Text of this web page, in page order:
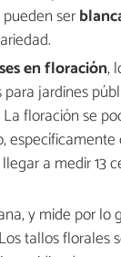
ser
en floración,
jardines
floración se
a medir 13
y mide por lo
tallos florales